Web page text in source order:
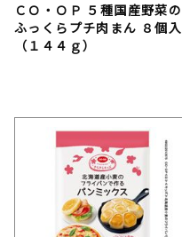
ＣＯ・ＯＰ ５種国産野菜の
ふっくらプチ肉まん ８個入
（１４４ｇ）